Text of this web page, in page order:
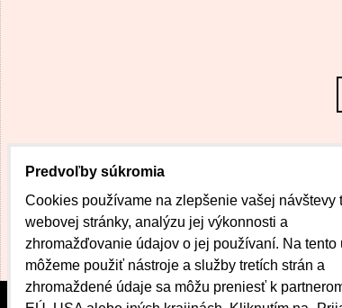
Predvoľby súkromia
Cookies používame na zlepšenie vašej návštevy
webovej stránky, analýzu jej výkonnosti a
zhromažďovanie údajov o jej používaní. Na tento
môžeme použiť nástroje a služby tretích strán a
zhromaždené údaje sa môžu preniesť k